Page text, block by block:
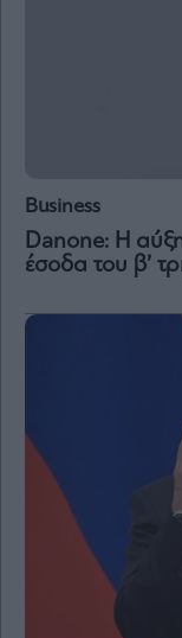
Business
Danone: H
έσοδα του β’